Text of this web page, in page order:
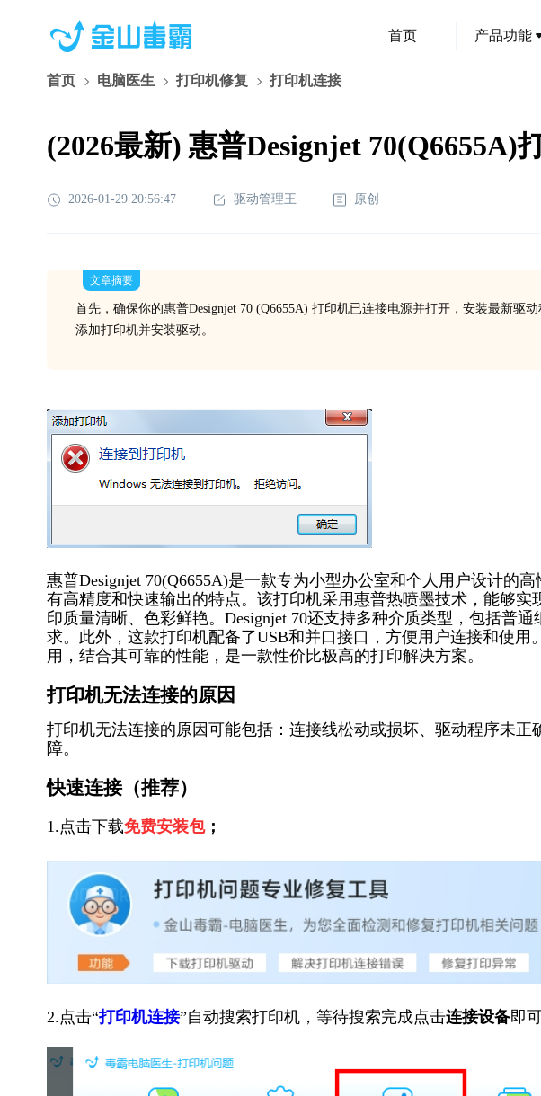
首页 产品功能
首页 电脑医生 打印机修复 打印机连接
(2026最新) 惠普Designjet 70(Q6655A)
2026-01-29 20:56:47 驱动管理王 原创
文章摘要
首先，确保你的惠普Designjet 70 (Q6655A) 打印机已连接电源并打开，安装最新驱
添加打印机并安装驱动。
惠普Designjet 70(Q6655A)是一款专为小型办公室和个人用户设计的
有高精度和快速输出的特点。该打印机采用惠普热喷墨技术，能够实
印质量清晰、色彩鲜艳。Designjet 70还支持多种介质类型，包括普
求。此外，这款打印机配备了USB和并口接口，方便用户连接和使用
用，结合其可靠的性能，是一款性价比极高的打印解决方案。
打印机无法连接的原因
打印机无法连接的原因可能包括：连接线松动或损坏、驱动程序未
障。
快速连接（推荐）
1.点击下载免费安装包；
2.点击“打印机连接”自动搜索打印机，等待搜索完成点击连接设备即